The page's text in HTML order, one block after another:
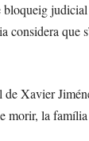
que
de Xavier
morir, la